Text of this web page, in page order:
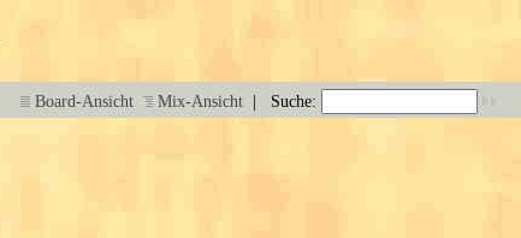
Board-Ansicht Mix-Ansicht | Suche: